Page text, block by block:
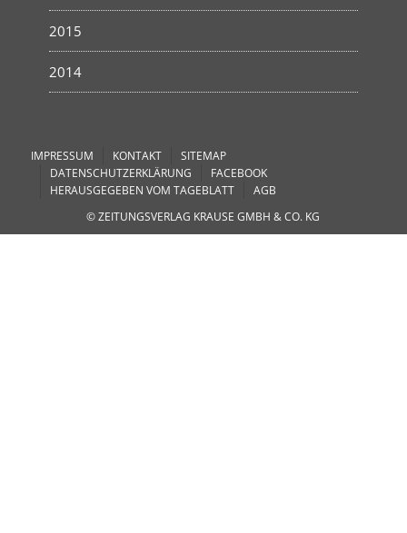
2015
2014
IMPRESSUM KONTAKT
SITEMAP
DATENSCHUTZERKLÄRUNG
FACEBOOK
HERAUSGEGEBEN VOM TAGEBLATT
AGB
© ZEITUNGSVERLAG KRAUSE GMBH & CO. KG